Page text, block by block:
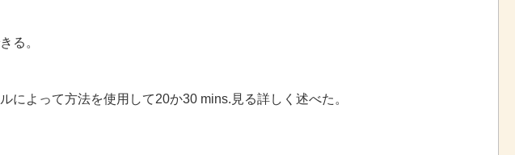
る。
よって方法を使用して20か30 mins.見る詳しく述べた。